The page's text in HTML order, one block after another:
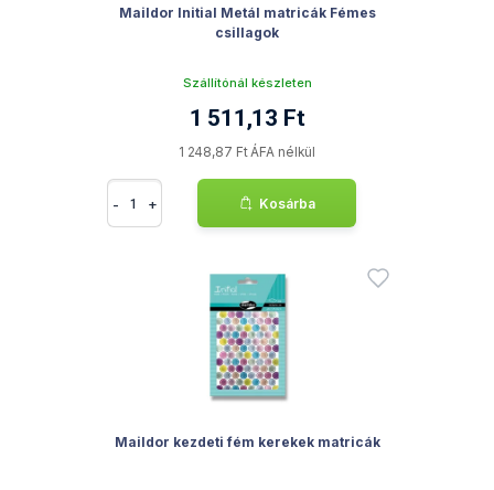
Maildor Initial Metál matricák Fémes
csillagok
Szállítónál készleten
1 511,13 Ft
1 248,87 Ft ÁFA nélkül
- + Kosárba
Maildor kezdeti fém kerekek matricák